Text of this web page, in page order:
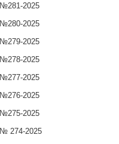
№281-2025
№280-2025
№279-2025
№278-2025
№277-2025
№276-2025
№275-2025
№ 274-2025